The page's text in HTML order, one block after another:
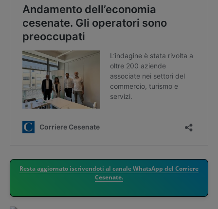
Resta aggiornato iscrivendoti al canale WhatsApp del Corriere
Cesenate.